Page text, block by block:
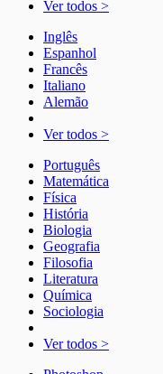
Ver todos >
Inglês
Espanhol
Francês
Italiano
Alemão
Ver todos >
Português
Matemática
Física
História
Biologia
Geografia
Filosofia
Literatura
Química
Sociologia
Ver todos >